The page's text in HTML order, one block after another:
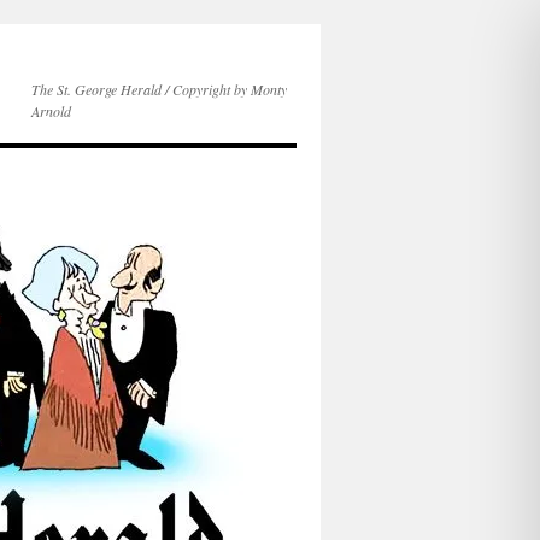
The St. George Herald / Copyright by Monty
Arnold